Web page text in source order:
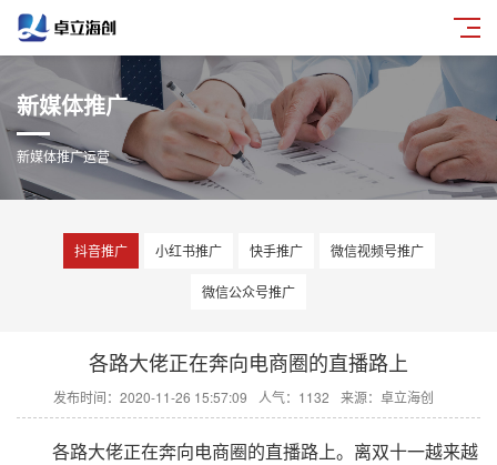
新媒体推广
新媒体推广运营
抖音推广 小红书推广 快手推广 微信视频号推广
微信公众号推广
各路大佬正在奔向电商圈的直播路上
发布时间：2020-11-26 15:57:09 人气：1132 来源：卓立海创
各路大佬正在奔向电商圈的直播路上。离双十一越来越